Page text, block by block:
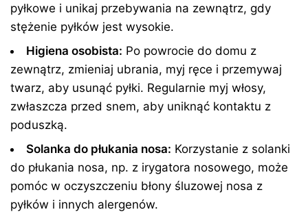
pyłkowe i unikaj przebywania na zewnątrz, gdy
stężenie pyłków jest wysokie.
Higiena osobista: Po powrocie do domu z
zewnątrz, zmieniaj ubrania, myj ręce i przemywaj
twarz, aby usunąć pyłki. Regularnie myj włosy,
zwłaszcza przed snem, aby uniknąć kontaktu z
poduszką.
Solanka do płukania nosa: Korzystanie z solanki
do płukania nosa, np. z irygatora nosowego, może
pomóc w oczyszczeniu błony śluzowej nosa z
pyłków i innych alergenów.